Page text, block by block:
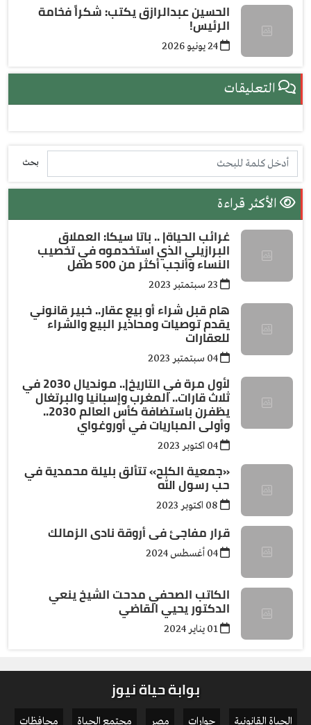
الحسين عبدالرازق يكتب: شكراً فخامة
الرئيس!
التعليقات
بحث
الأكثر قراءة
غرائب الحياة| .. باتا سيكا: العملاق
البرازيلي الذي استخدموه في تخصيب
النساء وأنجب أكثر من 500 طفل
هام قبل شراء أو بيع عقار.. خبير قانوني
يقدم توصيات ومحاذير البيع والشراء
للعقارات
لأول مرة في التاريخ|.. مونديال 2030 في
ثلاث قارات.. المغرب وإسبانيا والبرتغال
يظفرن باستضافة كأس العالم 2030..
وأولى المباريات في أوروغواي
«جمعية الكلح» تتألق بليلة محمدية في
حب رسول الله
قرار مفاجئ فى أروقة نادى الزمالك
الكاتب الصحفي مدحت الشيخ ينعي
الدكتور يحيي القاضي
بوابة حياة نيوز